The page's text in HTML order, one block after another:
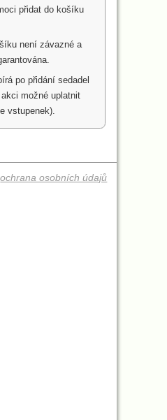
přidat do košíku
není závazné a
po přidání sedadel
možné uplatnit
vstupenek).
ochrana osobních údajů